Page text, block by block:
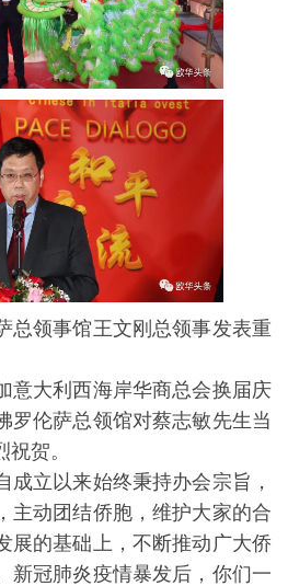
领事馆王文刚总领事发表重
大利西海岸华商总会换届庆
罗伦萨总领馆对蔡志敏先生当
贺。
立以来始终秉持办会宗旨，
主动团结侨胞，维护大家的合
展的基础上，不断推动广大侨
新冠肺炎疫情暴发后，你们一